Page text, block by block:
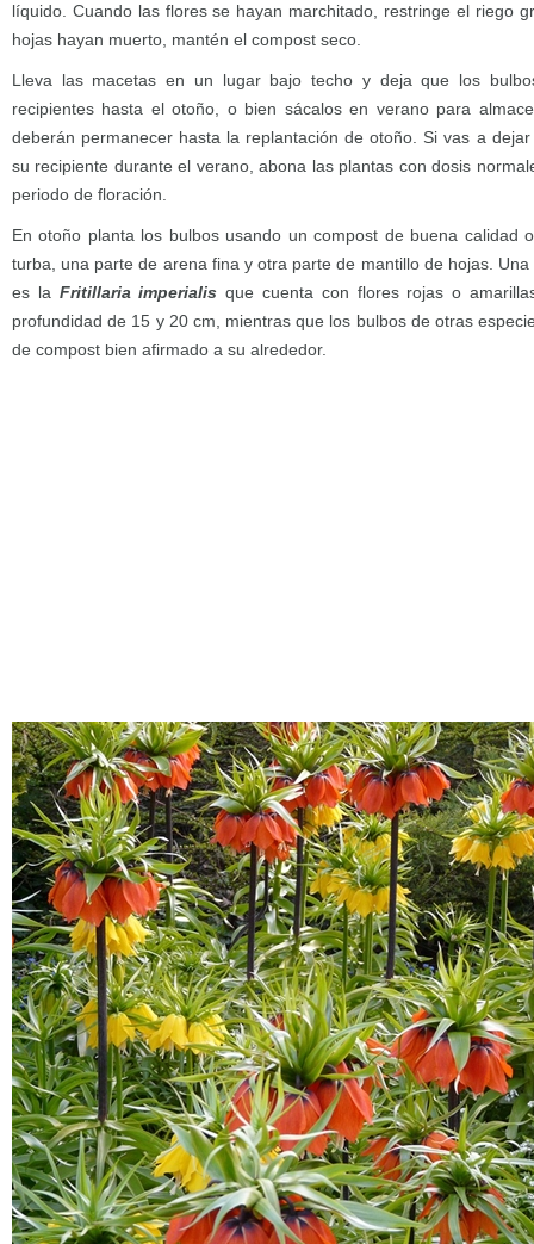
líquido. Cuando las flores se hayan marchitado, restringe el riego
hojas hayan muerto, mantén el compost seco.
Lleva las macetas en un lugar bajo techo y deja que los
recipientes hasta el otoño, o bien sácalos en verano para
deberán permanecer hasta la replantación de otoño. Si vas a
su recipiente durante el verano, abona las plantas con dosis
periodo de floración.
En otoño planta los bulbos usando un compost de buena calidad
turba, una parte de arena fina y otra parte de mantillo de hojas.
es la Fritillaria imperialis que cuenta con flores rojas o
profundidad de 15 y 20 cm, mientras que los bulbos de otras
de compost bien afirmado a su alrededor.